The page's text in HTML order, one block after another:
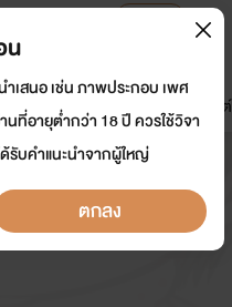
การ์ตูน
มาใหม่
ดรีมแชท ธัญลิสต์
ค้าขาย (มีอีบุ๊ก)
น
เสนอ เช่น ภาพประกอบ เพศ
ที่อายุต่ำกว่า 18 ปี ควรใช้วิจา
รับคำแนะนำจากผู้ใหญ่
ตกลง